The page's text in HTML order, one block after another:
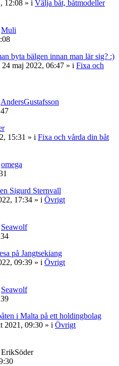
12:08 » i Välja båt, båtmodeller
Muli
byta bälgen innan man lär sig? :)
24 maj 2022, 06:47 » i Fixa och
AndersGustafsson
15:31 » i Fixa och vårda din båt
omega
Sigurd Sternvall
17:34 » i Övrigt
Seawolf
på Jangtsekiang
09:39 » i Övrigt
Seawolf
i Malta på ett holdingbolag
2021, 09:30 » i Övrigt
ErikSöder